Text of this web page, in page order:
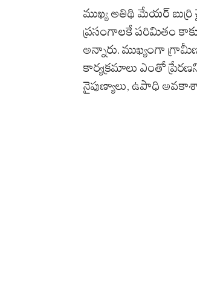
ముఖ్య అతిథి మేయర్
ప్రసంగాలకే పరిమితం
అన్నారు. ముఖ్యంగా
కార్యక్రమాలు ఎంతో
నైపుణ్యాలు, ఉపాధి